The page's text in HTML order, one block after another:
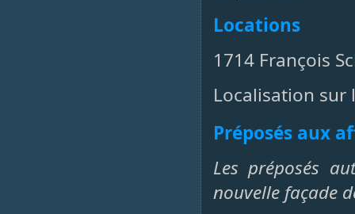
Locations
1714 François
Localisation sur
Préposés aux
Les préposés
nouvelle façade